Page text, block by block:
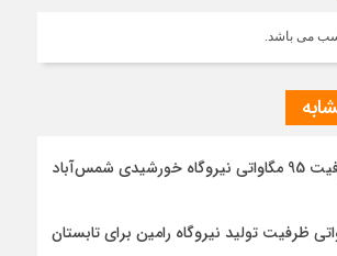
می باشد.
بهره‌برداری ظرفیت 95 مگاواتی نیروگاه خورشیدی شمس‌آباد
60 مگاواتی ظرفیت تولید نیروگاه رامین برای تابستان